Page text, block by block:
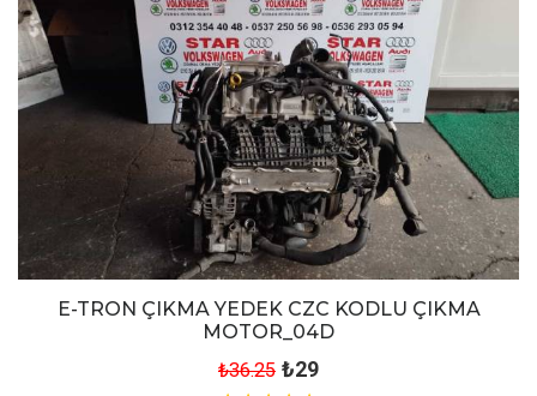
E-TRON ÇIKMA YEDEK CZC KODLU ÇIKMA
MOTOR_04D
₺36.25 ₺29